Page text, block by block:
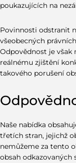
poukazujících na
Povinnosti odstranit
všeobecných
Odpovědnost je však
reálnému zjištění
takového porušení
Naše nabídka
třetích stran, jejichž
nemůžeme za tento
obsah odkazovaných